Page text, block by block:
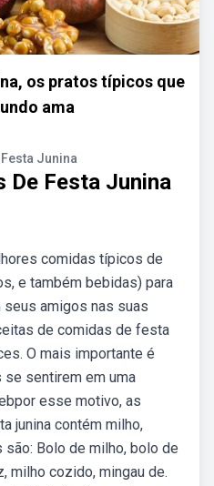
os pratos típicos que
ama
Junina
De Festa Junina
comidas típicos de
e também bebidas) para
amigos nas suas
de comidas de festa
O mais importante é
sentirem em uma
esse motivo, as
junina contém milho,
Bolo de milho, bolo de
milho cozido, mingau de.